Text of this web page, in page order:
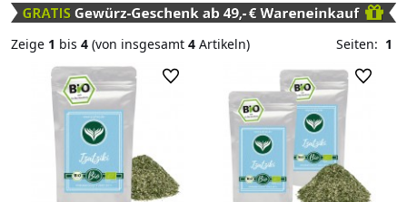
Zeige 1 bis 4 (von insgesamt 4 Artikeln) Seiten: 1